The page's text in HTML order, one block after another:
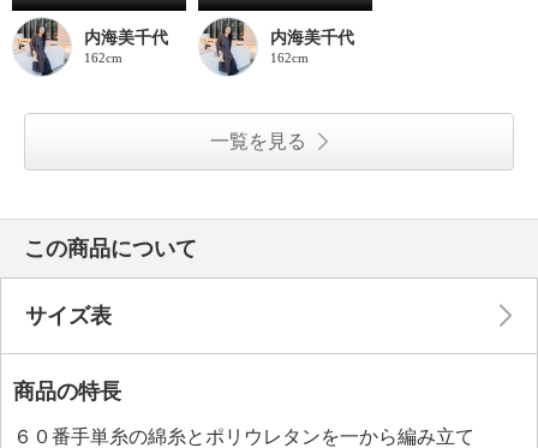
内海美千代
162cm
内海美千代
162cm
一覧を見る
この商品について
サイズ表
商品の特長
６０番手単糸の綿糸とポリウレタンを一から編み立て